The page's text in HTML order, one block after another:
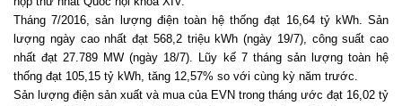
Tháng 7/2016, sản lượng điện toàn hệ thống đạt 16,64 tỷ kWh. Sản
lượng ngày cao nhất đạt 568,2 triệu kWh (ngày 19/7), công suất cao
nhất đạt 27.789 MW (ngày 18/7). Lũy kế 7 tháng sản lượng toàn hệ
thống đạt 105,15 tỷ kWh, tăng 12,57% so với cùng kỳ năm trước.
Sản lượng điện sản xuất và mua của EVN trong tháng ước đạt 16,02 tỷ